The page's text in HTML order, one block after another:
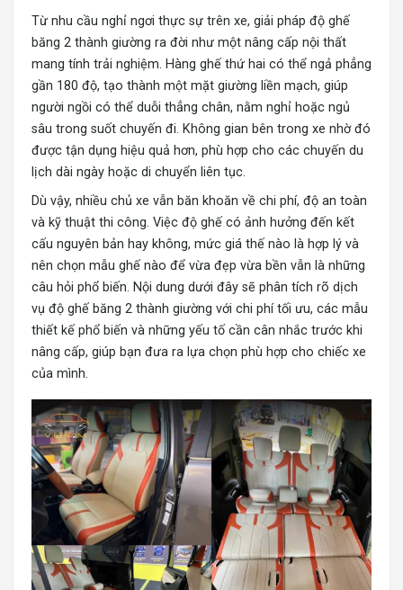
Từ nhu cầu nghỉ ngơi thực sự trên xe, giải pháp độ ghế
băng 2 thành giường ra đời như một nâng cấp nội thất
mang tính trải nghiệm. Hàng ghế thứ hai có thể ngả phẳng
gần 180 độ, tạo thành một mặt giường liền mạch, giúp
người ngồi có thể duỗi thẳng chân, nằm nghỉ hoặc ngủ
sâu trong suốt chuyến đi. Không gian bên trong xe nhờ đó
được tận dụng hiệu quả hơn, phù hợp cho các chuyến du
lịch dài ngày hoặc di chuyển liên tục.
Dù vậy, nhiều chủ xe vẫn băn khoăn về chi phí, độ an toàn
và kỹ thuật thi công. Việc độ ghế có ảnh hưởng đến kết
cấu nguyên bản hay không, mức giá thế nào là hợp lý và
nên chọn mẫu ghế nào để vừa đẹp vừa bền vẫn là những
câu hỏi phổ biến. Nội dung dưới đây sẽ phân tích rõ dịch
vụ độ ghế băng 2 thành giường với chi phí tối ưu, các mẫu
thiết kế phổ biến và những yếu tố cần cân nhắc trước khi
nâng cấp, giúp bạn đưa ra lựa chọn phù hợp cho chiếc xe
của mình.